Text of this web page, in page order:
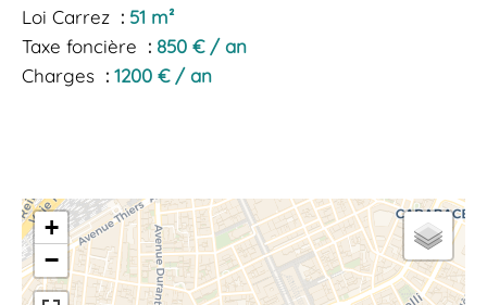
Loi Carrez
51 m²
Taxe foncière
850 € / an
Charges
1200 € / an
+
−